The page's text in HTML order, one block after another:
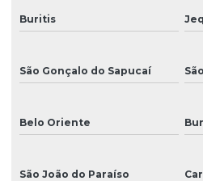
Buritis
São Gonçalo do Sapucaí
Belo Oriente
São João do Paraíso